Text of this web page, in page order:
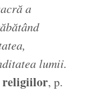
a
lumii.
religiilor, p.